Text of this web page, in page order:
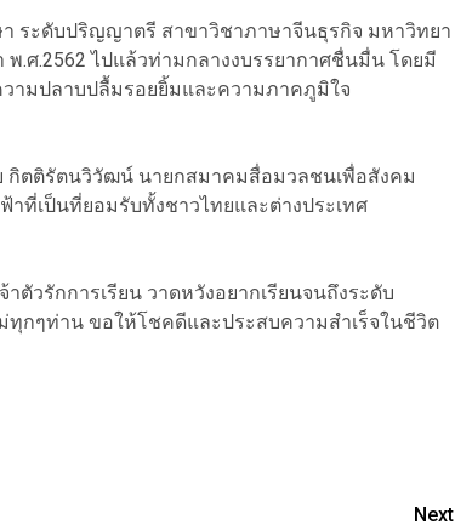
ระดับปริญญาตรี สาขาวิชาภาษาจีนธุรกิจ มหาวิทยา
.ศ.2562 ไปแล้วท่ามกลางงบรรยากาศชื่นมื่น โดยมี
ามปลาบปลื้มรอยยิ้มและความภาคภูมิใจ
ตติรัตนวิวัฒน์ นายกสมาคมสื่อมวลชนเพื่อสังคม
ที่เป็นที่ยอมรับทั้งชาวไทยและต่างประเทศ
วรักการเรียน วาดหวังอยากเรียนจนถึงระดับ
กๆท่าน ขอให้โชคดีและประสบความสำเร็จในชีวิต
Next